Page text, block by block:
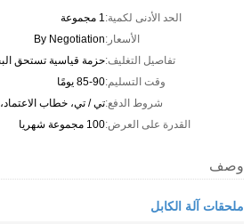
الحد الأدنى لكمية:1 مجموعة
الأسعار:By Negotiation
تفاصيل التغليف:حزمة قياسية تستحق
وقت التسليم:85-90 يومًا
شروط الدفع:تي / تي، خطاب
القدرة على العرض:100 مجموعة شهريا
وصف
ملحقات آلة الكابل